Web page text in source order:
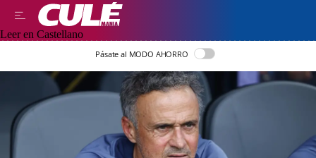
Leer en Castellano
Pásate al MODO AHORRO